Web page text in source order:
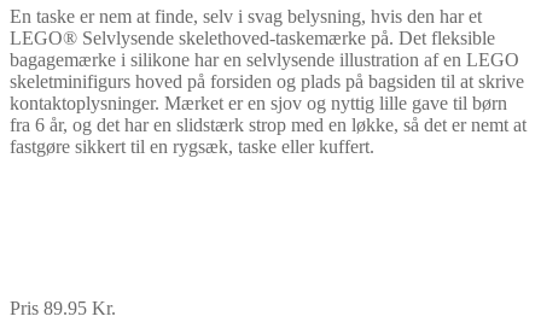
En taske er nem at finde, selv i svag belysning, hvis den har et
LEGO® Selvlysende skelethoved-taskemærke på. Det fleksible
bagagemærke i silikone har en selvlysende illustration af en LEGO
skeletminifigurs hoved på forsiden og plads på bagsiden til at skrive
kontaktoplysninger. Mærket er en sjov og nyttig lille gave til børn
fra 6 år, og det har en slidstærk strop med en løkke, så det er nemt at
fastgøre sikkert til en rygsæk, taske eller kuffert.
Pris 89.95 Kr.